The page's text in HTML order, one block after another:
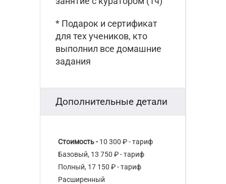
* Подарок и сертификат
для тех учеников, кто
выполнил все домашние
задания
Дополнительные детали
Стоимость -10 300 ₽ - тариф
Базовый, 13 750 ₽ - тариф
Полный, 17 150 ₽ - тариф
Расширенный